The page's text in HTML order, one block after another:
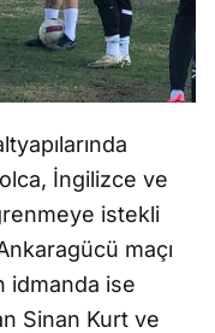
İngilizce ve
istekli
maçı
idmanda ise
Sinan Kurt ve